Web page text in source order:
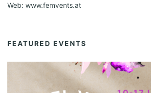
Web: www.femvents.at
FEATURED EVENTS